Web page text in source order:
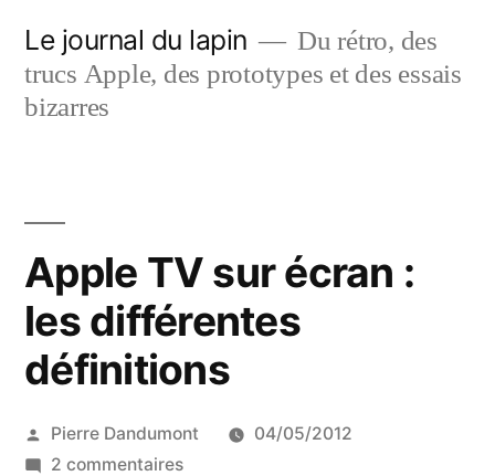
contenu
Le journal du lapin
Du rétro, des
trucs Apple, des prototypes et des essais
bizarres
Apple TV sur écran :
les différentes
définitions
Publié
par
Pierre Dandumont
04/05/2012
2 commentairessur